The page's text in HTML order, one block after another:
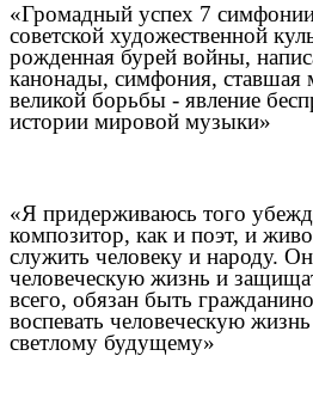
«Громадный успех 7
советской художественной
рожденная бурей войны,
канонады, симфония, ставшая
великой борьбы - явление
истории мировой музыки»
«Я придерживаюсь того
композитор, как и поэт, и
служить человеку и народу.
человеческую жизнь и
всего, обязан быть
воспевать человеческую
светлому будущему»